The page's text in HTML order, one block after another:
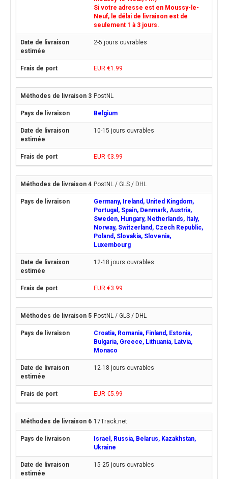
Si votre adresse est en Moussy-le-
Neuf, le délai de livraison est de
seulement 1 à 3 jours.
2-5 jours ouvrables
EUR €1.99
PostNL
Belgium
10-15 jours ouvrables
EUR €3.99
PostNL / GLS / DHL
Germany, Ireland, United Kingdom,
Portugal, Spain, Denmark, Austria,
Sweden, Hungary, Netherlands, Italy,
Norway, Switzerland, Czech Republic,
Poland, Slovakia, Slovenia,
Luxembourg
12-18 jours ouvrables
EUR €3.99
PostNL / GLS / DHL
Croatia, Romania, Finland, Estonia,
Bulgaria, Greece, Lithuania, Latvia,
Monaco
12-18 jours ouvrables
EUR €5.99
17Track.net
Israel, Russia, Belarus, Kazakhstan,
Ukraine
15-25 jours ouvrables